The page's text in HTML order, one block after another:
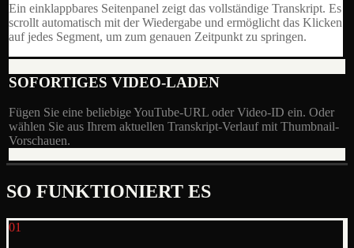
Ein einklappbares Seitenpanel zeigt das vollständige Transkript. Es
scrollt automatisch mit der Wiedergabe und ermöglicht das Klicken
auf jedes Segment, um zum genauen Zeitpunkt zu springen.
SOFORTIGES VIDEO-LADEN
Fügen Sie eine beliebige YouTube-URL oder Video-ID ein. Oder
wählen Sie aus Ihrem aktuellen Transkript-Verlauf mit Thumbnail-
Vorschauen.
SO FUNKTIONIERT ES
01